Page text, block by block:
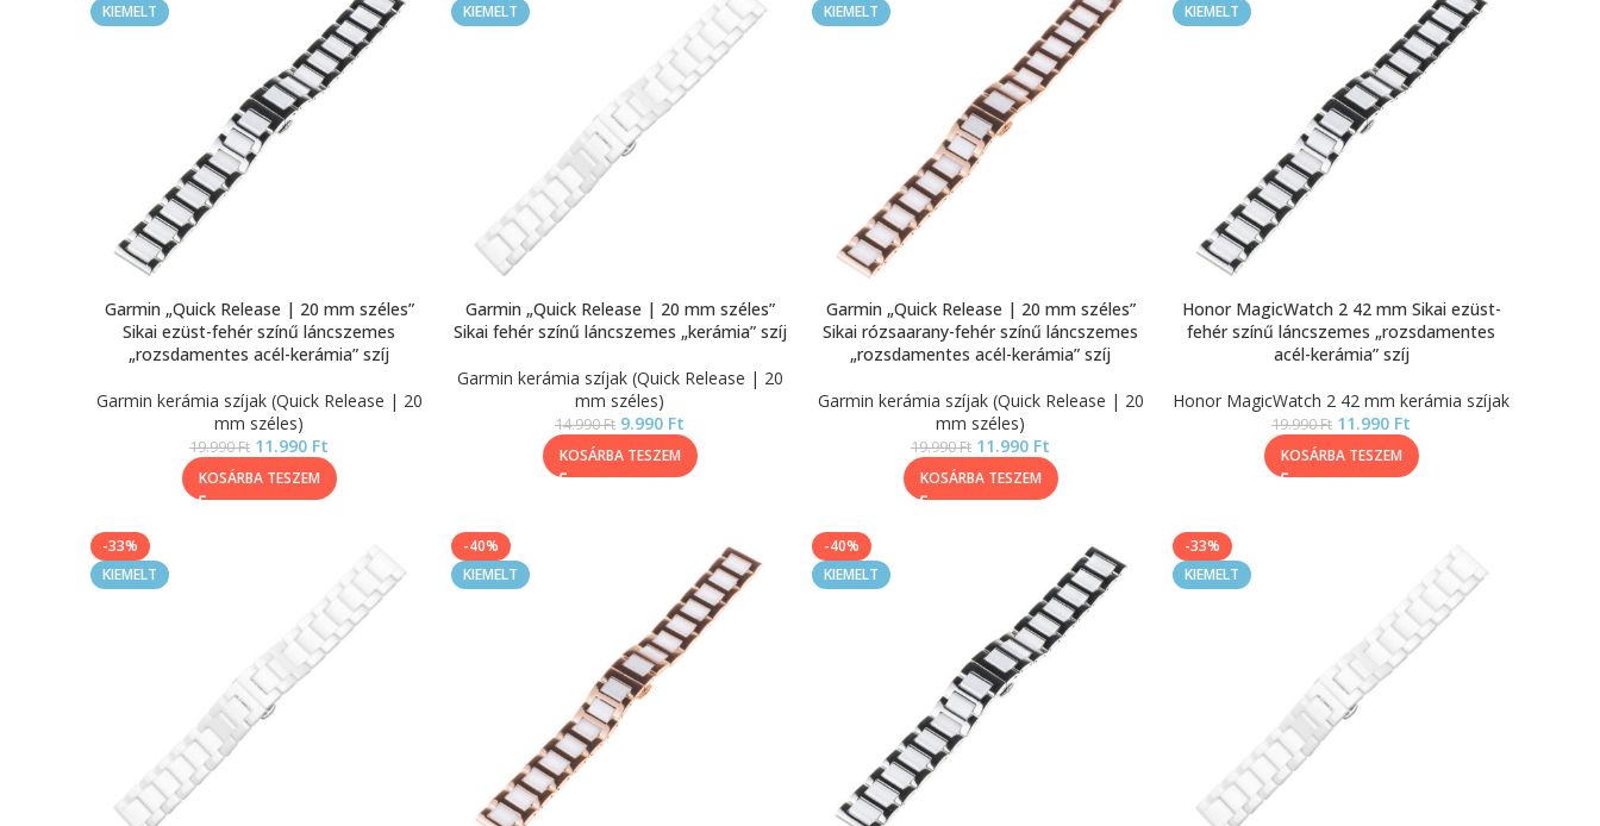
KIEMELT
Garmin „Quick Release | 20 mm széles”
Sikai ezüst-fehér színű láncszemes
„rozsdamentes acél-kerámia” szíj
Garmin kerámia szíjak (Quick Release | 20
mm széles)
19.990Ft 11.990 Ft
KOSÁRBA TESZEM
KIEMELT
Garmin „Quick Release | 20 mm széles”
Sikai fehér színű láncszemes „kerámia” szíj
Garmin kerámia szíjak (Quick Release | 20
mm széles)
14.990Ft 9.990 Ft
KOSÁRBA TESZEM
KIEMELT
Garmin „Quick Release | 20 mm széles”
Sikai rózsaarany-fehér színű láncszemes
„rozsdamentes acél-kerámia” szíj
Garmin kerámia szíjak (Quick Release | 20
mm széles)
19.990Ft 11.990 Ft
KOSÁRBA TESZEM
KIEMELT
Honor MagicWatch 2 42 mm Sikai ezüst-
fehér színű láncszemes „rozsdamentes
acél-kerámia” szíj
Honor MagicWatch 2 42 mm kerámia szíjak
19.990Ft 11.990 Ft
KOSÁRBA TESZEM
-33%
KIEMELT
-40%
KIEMELT
-40%
KIEMELT
-33%
KIEMELT